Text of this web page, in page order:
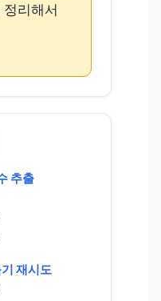
리해서
추출
재시도